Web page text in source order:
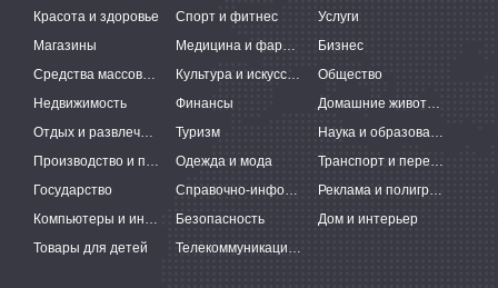
Красота и здоровье
Спорт и фитнес
Услуги
Магазины
Медицина и фармацевтика
Бизнес
Средства массовой информации
Культура и искусство
Общество
Недвижимость
Финансы
Домашние животные
Отдых и развлечения
Туризм
Наука и образование
Производство и поставки
Одежда и мода
Транспорт и перевозки
Государство
Справочно-информационные системы
Реклама и полиграфия
Компьютеры и интернет
Безопасность
Дом и интерьер
Товары для детей
Телекоммуникации и связь